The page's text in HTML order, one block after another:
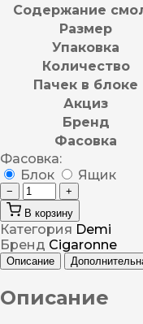
Содержание
Размер
Упаковка
Количество
Пачек в блоке
Акциз
Бренд
Фасовка
Фасовка:
Блок
Ящик
−
+
В корзину
Категория Demi
Бренд Cigaronne
Описание
Описание